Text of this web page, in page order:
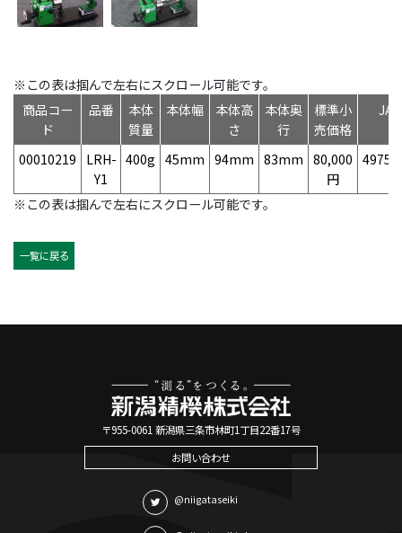
※この表は掴んで左右にスクロール可能です。
商品コー
ド
品番
本体
質量
本体幅
本体高
さ
本体奥
行
標準小
売価格
00010219
LRH-
Y1
400g 45mm 94mm 83mm 80,000
円
※この表は掴んで左右にスクロール可能です。
一覧に戻る
〒955-0061 新潟県三条市林町1丁目22番17号
お問い合わせ
@niigataseiki